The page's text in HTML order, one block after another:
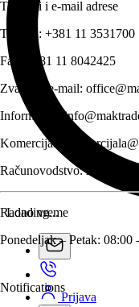
Telefoni i e-mail adrese
Telefon: +381 11 3531700
Fax:
+381 11 8042425
Zvanični e-mail:
Informacije:
Komercijala:
Računovodstvo:
Radno vreme
Ponedeljak – Petak: 08:00
Loading...
Notifications
Prijava